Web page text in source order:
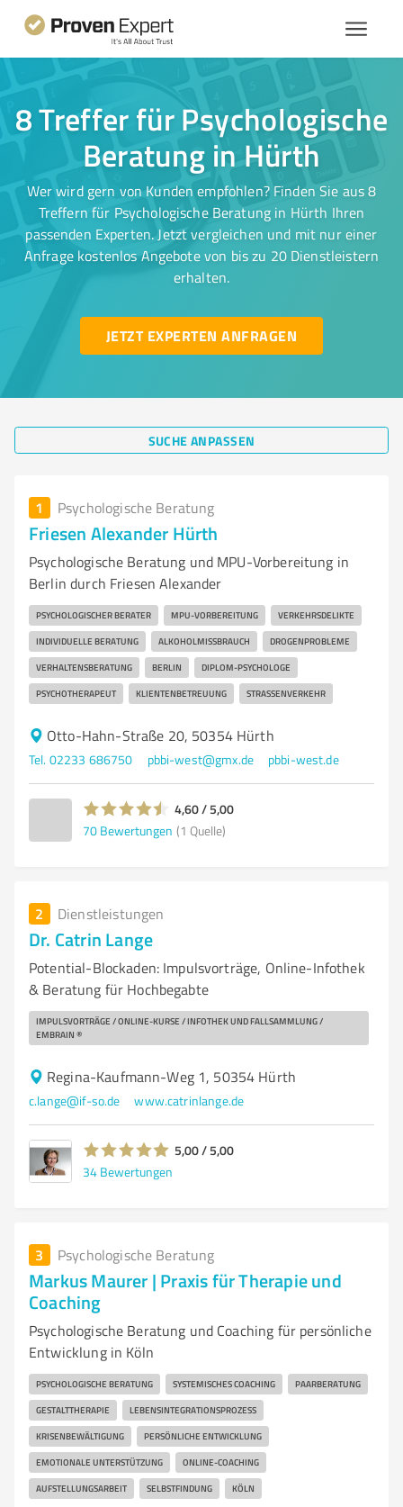
8 Treffer für Psychologische
Beratung in Hürth
Wer wird gern von Kunden empfohlen? Finden Sie aus 8
Treffern für Psychologische Beratung in Hürth Ihren
passenden Experten. Jetzt vergleichen und mit nur einer
Anfrage kostenlos Angebote von bis zu 20 Dienstleistern
erhalten.
JETZT EXPERTEN ANFRAGEN
SUCHE ANPASSEN
1 Psychologische Beratung
Friesen Alexander Hürth
Psychologische Beratung und MPU-Vorbereitung in
Berlin durch Friesen Alexander
PSYCHOLOGISCHER BERATER MPU-VORBEREITUNG VERKEHRSDELIKTE
INDIVIDUELLE BERATUNG ALKOHOLMISSBRAUCH DROGENPROBLEME
VERHALTENSBERATUNG BERLIN DIPLOM-PSYCHOLOGE
PSYCHOTHERAPEUT KLIENTENBETREUUNG STRASSENVERKEHR
Otto-Hahn-Straße 20, 50354 Hürth
Tel. 02233 686750 pbbi-west@gmx.de pbbi-west.de
4,60 / 5,00
70 Bewertungen (1 Quelle)
2 Dienstleistungen
Dr. Catrin Lange
Potential-Blockaden: Impulsvorträge, Online-Infothek
& Beratung für Hochbegabte
IMPULSVORTRÄGE / ONLINE-KURSE / INFOTHEK UND FALLSAMMLUNG /
EMBRAIN ®
Regina-Kaufmann-Weg 1, 50354 Hürth
c.lange@if-so.de www.catrinlange.de
5,00 / 5,00
34 Bewertungen
3 Psychologische Beratung
Markus Maurer | Praxis für Therapie und
Coaching
Psychologische Beratung und Coaching für persönliche
Entwicklung in Köln
PSYCHOLOGISCHE BERATUNG SYSTEMISCHES COACHING PAARBERATUNG
GESTALTTHERAPIE LEBENSINTEGRATIONSPROZESS
KRISENBEWÄLTIGUNG PERSÖNLICHE ENTWICKLUNG
EMOTIONALE UNTERSTÜTZUNG ONLINE-COACHING
AUFSTELLUNGSARBEIT SELBSTFINDUNG KÖLN